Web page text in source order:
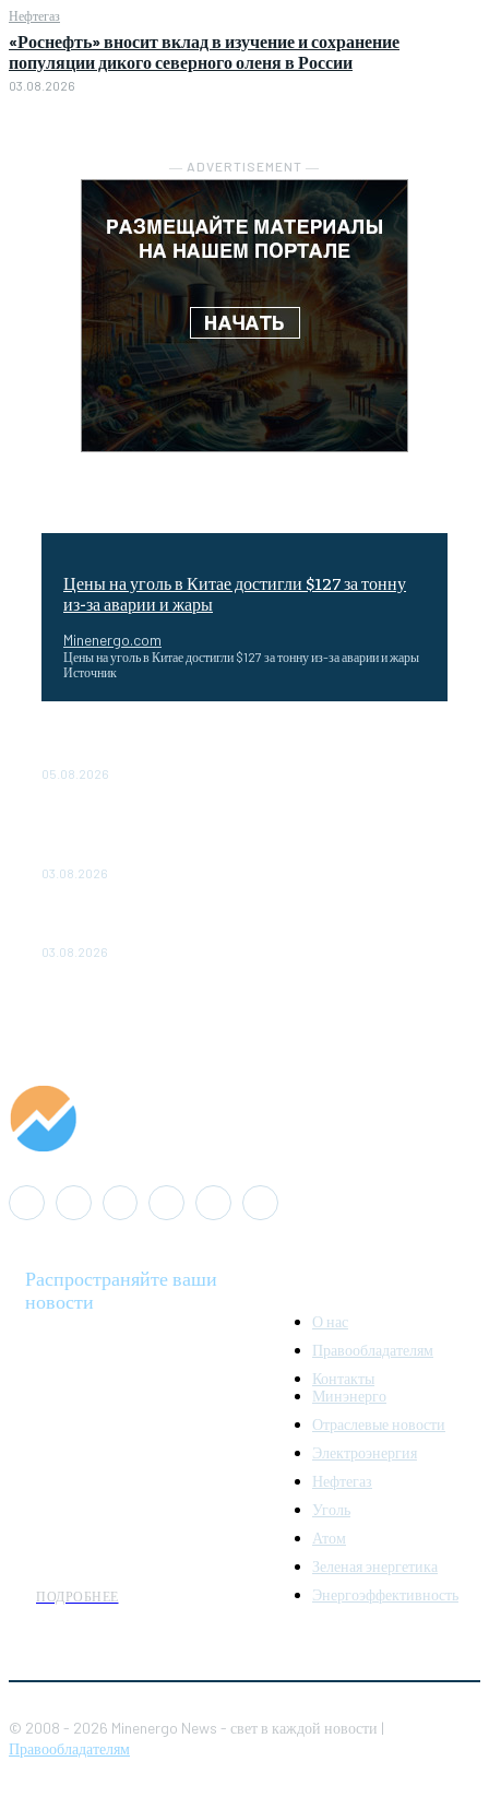
Нефтегаз
«Роснефть» вносит вклад в изучение и сохранение
популяции дикого северного оленя в России
03.08.2026
― ADVERTISEMENT ―
Цены на уголь в Китае достигли $127 за тонну
из-за аварии и жары
Minenergo.com
Цены на уголь в Китае достигли $127 за тонну из-за аварии и жары
Источник
05.08.2026
03.08.2026
03.08.2026
Распространяйте ваши
новости
ПОДРОБНЕЕ
О нас
Правообладателям
Контакты
Минэнерго
Отраслевые новости
Электроэнергия
Нефтегаз
Уголь
Атом
Зеленая энергетика
Энергоэффективность
© 2008 - 2026 Minenergo News - свет в каждой новости |
Правообладателям